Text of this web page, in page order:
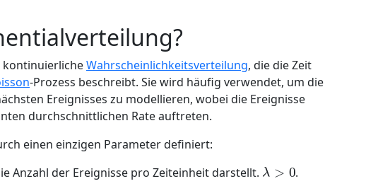
kontinuierlicheWahrscheinlichkeitsverteilung, die die Zeit
-Prozess beschreibt. Sie wird häufig verwendet, um die
Ereignisses zu modellieren, wobei die Ereignisse
durchschnittlichen Rate auftreten.
einen einzigen Parameter definiert:
Anzahl der Ereignisse pro Zeiteinheit darstellt.
λ
.